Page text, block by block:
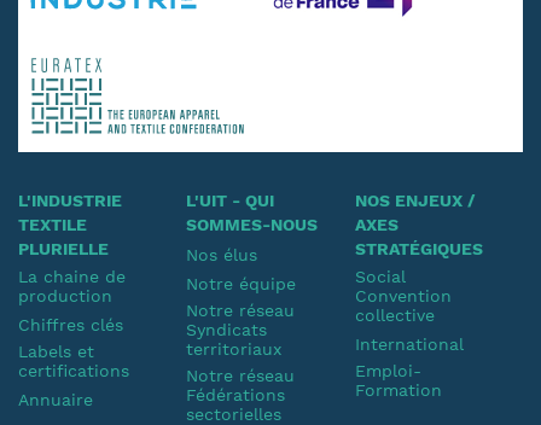
L'INDUSTRIE
TEXTILE
PLURIELLE
La chaine de
production
Chiffres clés
Labels et
certifications
Annuaire
L'UIT - QUI
SOMMES-NOUS
Nos élus
Notre équipe
Notre réseau
Syndicats
territoriaux
Notre réseau
Fédérations
sectorielles
NOS ENJEUX /
AXES
STRATÉGIQUES
Social
Convention
collective
International
Emploi-
Formation